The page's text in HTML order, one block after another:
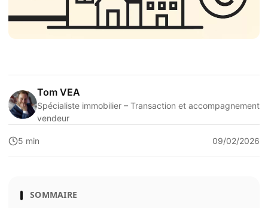
Tom VEA
Spécialiste immobilier – Transaction et accompagnement
vendeur
5 min 09/02/2026
SOMMAIRE